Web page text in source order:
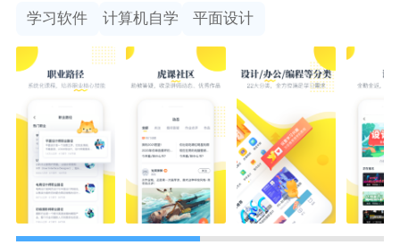
学习软件 计算机自学 平面设计